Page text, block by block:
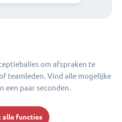
om afspraken te
teamleden. Vind alle mogelijke
een paar seconden.
alle functies